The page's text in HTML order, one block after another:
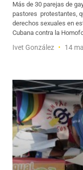
Más de 30 parejas de
pastores protestantes,
derechos sexuales en
Cubana contra la
Ivet González 14